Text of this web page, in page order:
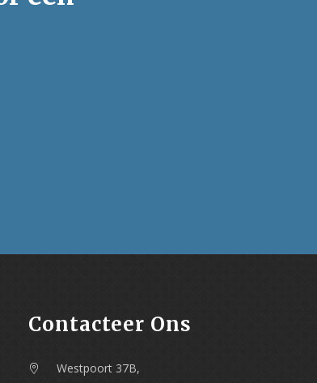
Contacteer Ons
Westpoort 37B,